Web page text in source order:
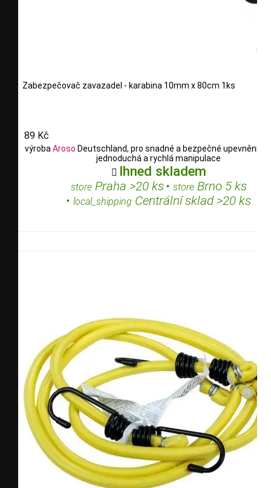
Zabezpečovač zavazadel - karabina 10mm x 80cm 1ks
89 Kč
výroba Aroso Deutschland, pro snadné a bezpečné upevnění
jednoduchá a rychlá manipulace
 Ihned skladem
storePraha >20 ks• storeBrno 5 ks
• local_shipping Centrální sklad >20 ks